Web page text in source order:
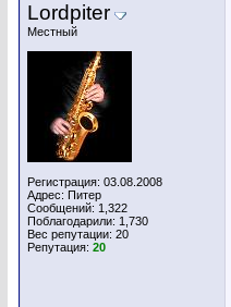
Lordpiter
Местный
Регистрация: 03.08.2008
Адрес: Питер
Сообщений: 1,322
Поблагодарили: 1,730
Вес репутации: 20
Репутация: 20